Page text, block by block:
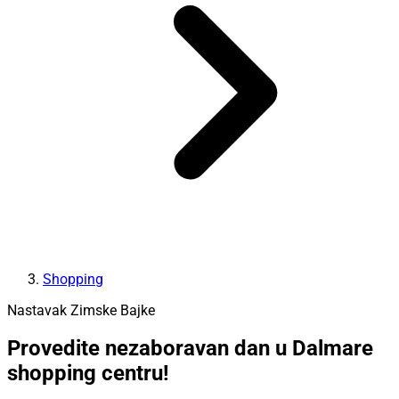
Shopping
Nastavak Zimske Bajke
Provedite nezaboravan dan u Dalmare
shopping centru!